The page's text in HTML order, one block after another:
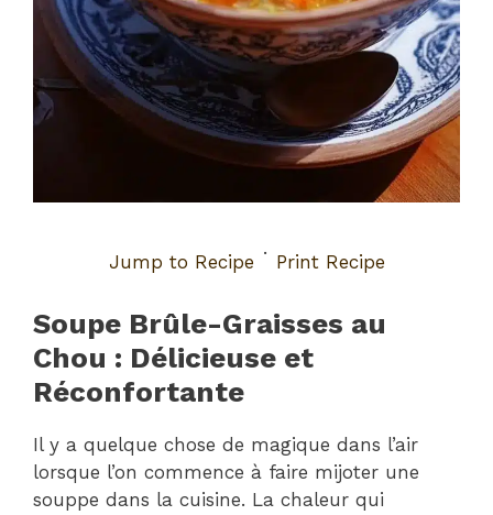
Jump to Recipe · Print Recipe
Soupe Brûle-Graisses au
Chou : Délicieuse et
Réconfortante
Il y a quelque chose de magique dans l’air
lorsque l’on commence à faire mijoter une
souppe dans la cuisine. La chaleur qui